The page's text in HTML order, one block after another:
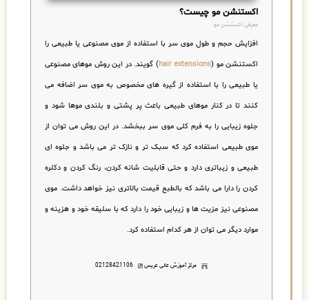
اکستنشن مو چیست؟
معرفی اکستنشن مو
افزایش حجم و طول موی سر با استفاده از موی مصنوعی یا طبیعی را
اکستنشن مو (hair extensions) گویند. در این روش موهای مصنوعی
یا طبیعی را با استفاده از گیره های مخصوص به موی سر اضافه می
کنند تا در کنار موهای طبیعی باعث پر پشتی و بلندی موها شود و
جلوه زیبایی را به فرم کلی موی سر ببخشد. در این روش می توان از
موی طبیعی استفاده کرد که سبک تر و نازک تر می باشد و جلوه ای
طبیعی و زیباتری دارد و حتی قابلیت شانه کردن، رنگ کردن و دکلره
کردن را دارا می باشد که بالطبع قیمت بالاتری نیز خواهد داشت. موی
مصنوعی نیز مزیت ها و زیبایی خود را دارد که با سلیقه خود و هزینه و
موارد دیگر می توان از هر کدام استفاده کرد.
مرکز آموزش عالی عریس 02128421106